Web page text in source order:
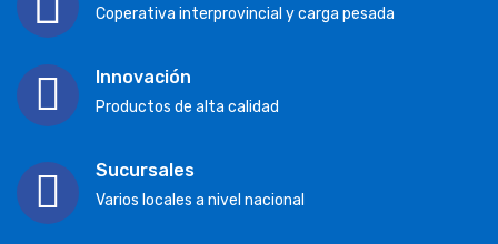
Coperativa interprovincial y carga pesada
Innovación
Productos de alta calidad
Sucursales
Varios locales a nivel nacional